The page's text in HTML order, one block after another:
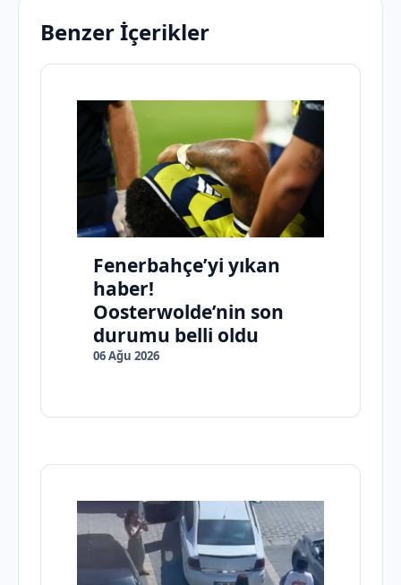
Benzer İçerikler
Fenerbahçe’yi yıkan
haber!
Oosterwolde’nin son
durumu belli oldu
06 Ağu 2026